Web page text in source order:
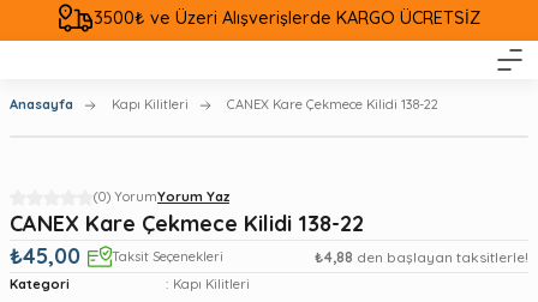
3500₺ ve Üzeri Alışverişlerde KARGO ÜCRETSİZ
Anasayfa Kapı Kilitleri CANEX Kare Çekmece Kilidi 138-22
(0) YorumYorum Yaz
CANEX Kare Çekmece Kilidi 138-22
₺45,00
Taksit Seçenekleri ₺4,88 den başlayan taksitlerle!
Kategori
Kapı Kilitleri